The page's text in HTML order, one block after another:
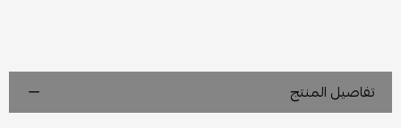
تفاصيل المنتج